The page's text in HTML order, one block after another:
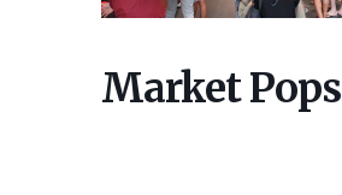
Market Pops